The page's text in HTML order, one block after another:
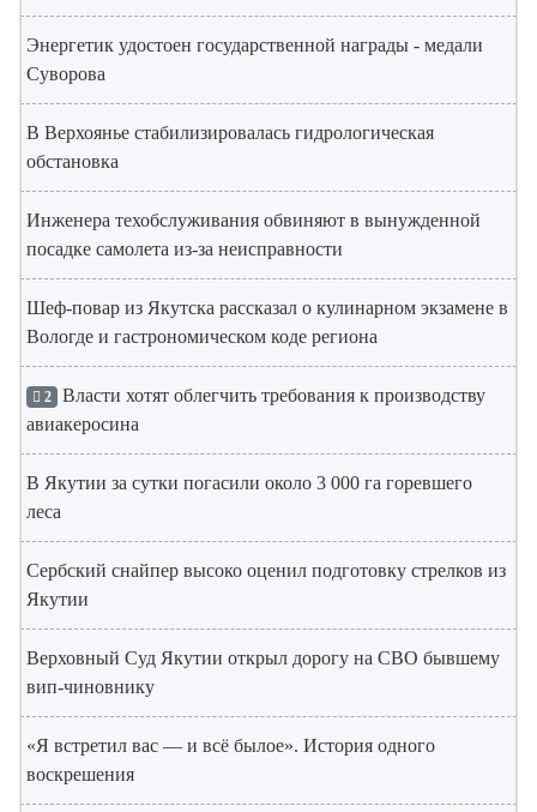
Энергетик удостоен государственной награды - медали
Суворова
В Верхоянье стабилизировалась гидрологическая
обстановка
Инженера техобслуживания обвиняют в вынужденной
посадке самолета из-за неисправности
Шеф-повар из Якутска рассказал о кулинарном экзамене в
Вологде и гастрономическом коде региона
2 Власти хотят облегчить требования к производству
авиакеросина
В Якутии за сутки погасили около 3 000 га горевшего
леса
Сербский снайпер высоко оценил подготовку стрелков из
Якутии
Верховный Суд Якутии открыл дорогу на СВО бывшему
вип-чиновнику
«Я встретил вас — и всё былое». История одного
воскрешения